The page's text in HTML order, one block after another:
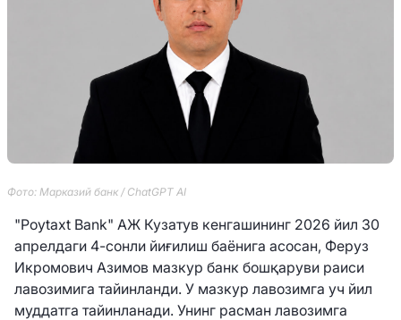
Фото: Марказий банк / ChatGPT AI
"Poytaxt Bank" АЖ Кузатув кенгашининг 2026 йил 30
апрелдаги 4-сонли йиғилиш баёнига асосан, Феруз
Икромович Азимов мазкур банк бошқаруви раиси
лавозимига тайинланди. У мазкур лавозимга уч йил
муддатга тайинланади. Унинг расман лавозимга